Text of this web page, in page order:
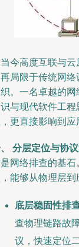
今高度互联与
局限于传统网
。一名卓越的
与现代软件工
更直接影响到应
分层定位与协
网络排查的基
能够从物理层到
底层稳固性排
查物理链路故
议，快速定位